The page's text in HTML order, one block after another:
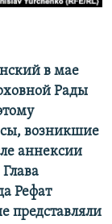
в мае
Рады
возникшие
аннексии
Рефат
представляли